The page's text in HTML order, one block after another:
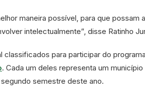
maneira possível, para que possam
intelectualmente”, disse Ratinho
classificados para participar do
. Cada um deles representa um
semestre deste ano.